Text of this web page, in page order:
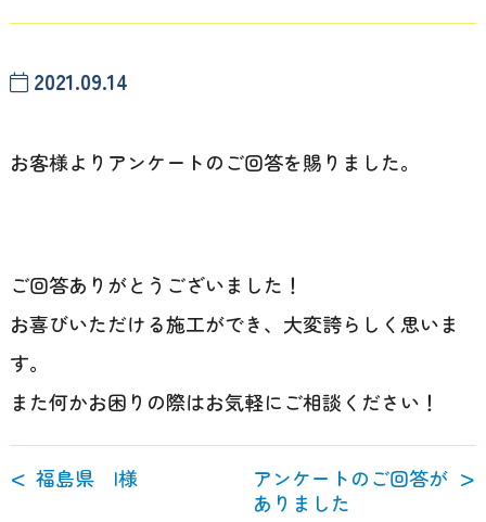
2021.09.14
お客様よりアンケートのご回答を賜りました。
ご回答ありがとうございました！
お喜びいただける施工ができ、大変誇らしく思いま
す。
また何かお困りの際はお気軽にご相談ください！
福島県 I様
アンケートのご回答が
ありました